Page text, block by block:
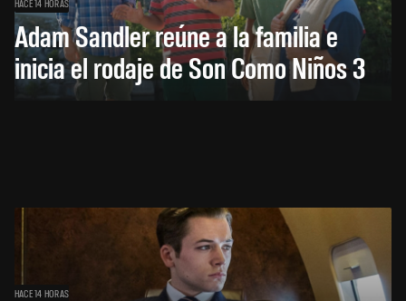
HACE 14 HORAS
Adam Sandler reúne a la familia e
inicia el rodaje de Son Como Niños 3
HACE 14 HORAS